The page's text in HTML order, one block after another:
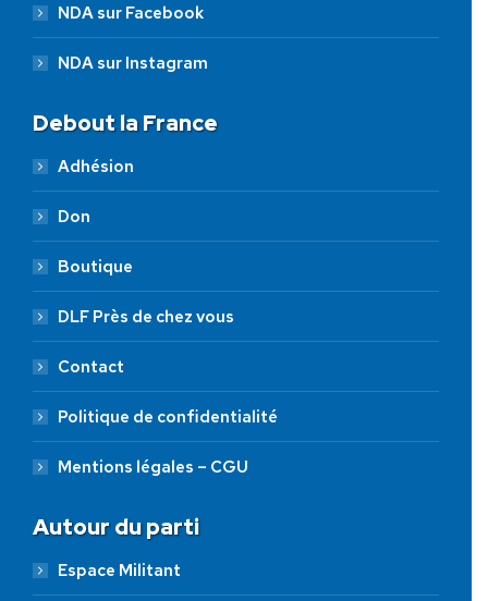
NDA sur Facebook
NDA sur Instagram
Debout la France
Adhésion
Don
Boutique
DLF Près de chez vous
Contact
Politique de confidentialité
Mentions légales – CGU
Autour du parti
Espace Militant